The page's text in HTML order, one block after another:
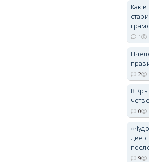
Как
1
2
В
0
две
9